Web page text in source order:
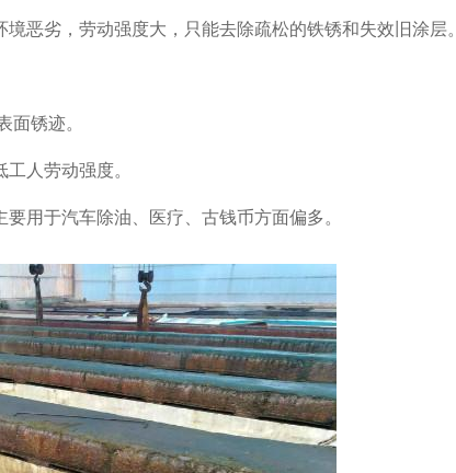
恶劣，劳动强度大，只能去除疏松的铁锈和失效旧涂层。
锈迹。
人劳动强度。
用于汽车除油、医疗、古钱币方面偏多。